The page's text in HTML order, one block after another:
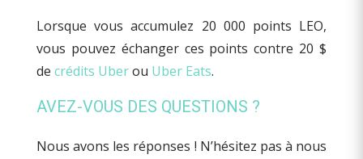
Lorsque vous accumulez 20 000 points LEO,
vous pouvez échanger ces points contre 20 $
de crédits Uberou Uber Eats.
AVEZ-VOUS DES QUESTIONS ?
Nous avons les réponses ! N’hésitez pas à nous